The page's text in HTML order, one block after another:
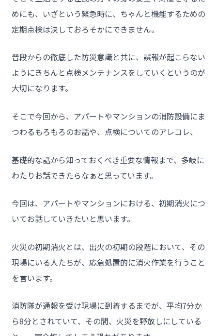
めにも、いざという緊急時に、ちゃんと機能するための
定期点検は決しておろそかにできません。
普段からの徹底した防災意識と共に、誤報が起こらない
ようにきちんと点検メンテナンスをしていくというのが
大切になります。
そこで今回から、アパートやマンションの消防設備にま
つわるもろもろのお話や、点検についてのアレコレ、
基礎的な話から知っておくべき重要な情報まで、多岐に
わたりお話できたらなぁと思っています。
今回は、アパートやマンションにおける、初期消火につ
いてお話していきたいと思います。
火災の初期消火とは、出火の初期の段階において、その
現場にいる人たちが、応急処置的に消火作業を行うこと
を言います。
消防隊が通報を受け現場に到着するまでが、平均7分か
ら8分とされていて、その間、火災を野放しにしている